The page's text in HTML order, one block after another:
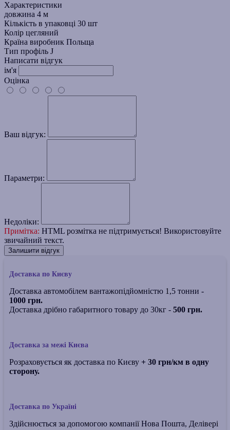
Характеристики
довжина 4 м
Кількість в упаковці 30 шт
Колір цегляний
Країна виробник Польща
Тип профіль J
Написати відгук
ім'я
Оцінка
Ваш відгук:
Параметри:
Недоліки:
Примітка: HTML розмітка не підтримується! Використовуйте
звичайний текст.
Залишити відгук
Доставка по Києву
Доставка автомобілем вантажопідйомністю 1,5 тонни -
1000 грн.
Доставка дрібно габаритного товару до 30кг - 500 грн.
Доставка за межі Києва
Розраховується як доставка по Києву + 30 грн/км в одну
сторону.
Доставка по Україні
Здійснюється за допомогою компанії Нова Пошта, Делівері